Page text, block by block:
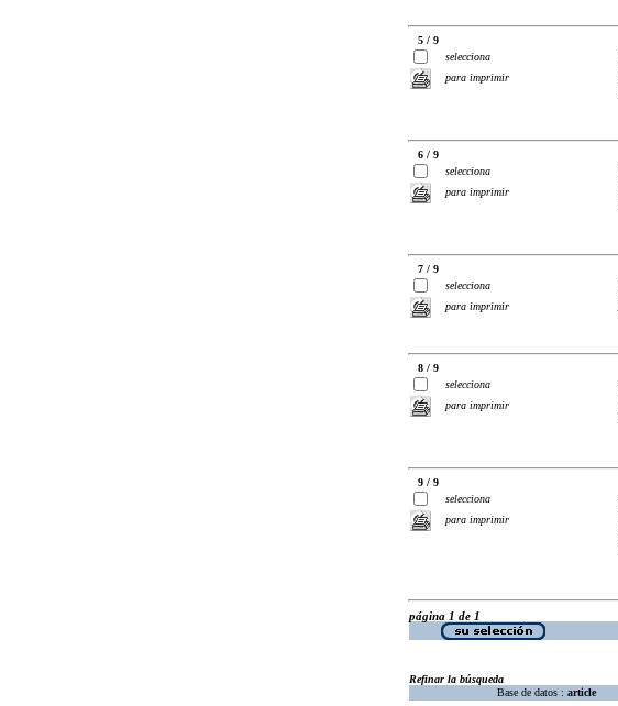
5 / 9
selecciona
para imprimir
6 / 9
selecciona
para imprimir
7 / 9
selecciona
para imprimir
8 / 9
selecciona
para imprimir
9 / 9
selecciona
para imprimir
página 1 de 1
Refinar la búsqueda
Base de datos : article